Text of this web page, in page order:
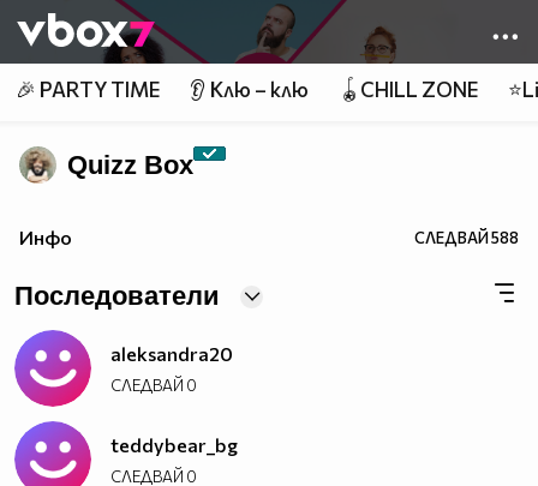
👾
🎉 PARTY TIME 👂 Клю – клю 🪀CHILL ZONE
Quizz Box
Инфо СЛЕДВАЙ588
Последователи
aleksandra20
СЛЕДВАЙ 0
teddybear_bg
СЛЕДВАЙ 0